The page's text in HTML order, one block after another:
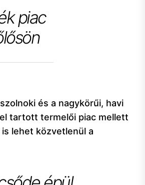
piac
és a nagykörűi, havi
tartott termelői piac mellett
lehet közvetlenül a